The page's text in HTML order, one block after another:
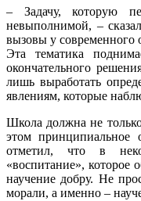
– Задачу, которую
невыполнимой, –
вызовы у современного
Эта тематика
окончательного
лишь выработать
явлениям, которые
Школа должна не
этом принципиальное
отметил, что в
«воспитание», которое
научение добру. Не
морали, а именно –